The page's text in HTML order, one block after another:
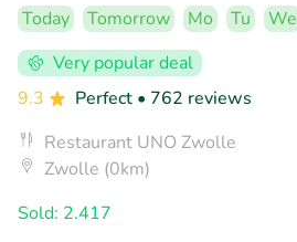
Today Tomorrow Mo Tu We
Very popular deal
9.3
Perfect • 762 reviews
Restaurant UNO Zwolle
Zwolle (0km)
Sold: 2.417